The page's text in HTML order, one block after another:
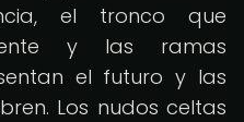
el tronco que
y las ramas
el futuro y las
Los nudos celtas